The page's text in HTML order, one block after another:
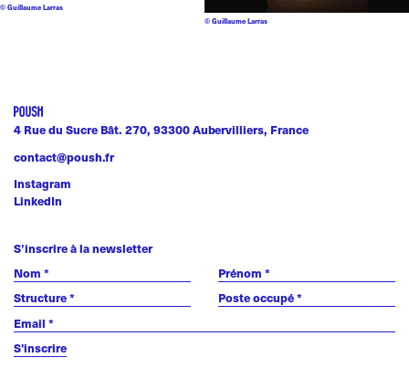
© Guillaume Larras
© Guillaume Larras
4 Rue du Sucre Bât. 270, 93300 Aubervilliers, France
contact@poush.fr
Instagram
LinkedIn
S’inscrire à la newsletter